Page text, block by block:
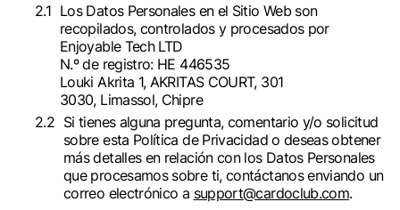
Los Datos Personales en el Sitio Web son
recopilados, controlados y procesados por
Enjoyable Tech LTD
N.º de registro: HE 446535
Louki Akrita 1, AKRITAS COURT, 301
3030, Limassol, Chipre
Si tienes alguna pregunta, comentario y/o solicitud
sobre esta Política de Privacidad o deseas obtener
más detalles en relación con los Datos Personales
que procesamos sobre ti, contáctanos enviando un
correo electrónico a support@cardoclub.com.